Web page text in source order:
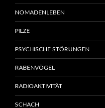
NOMADENLEBEN
PILZE
PSYCHISCHE STÖRUNGEN
RABENVÖGEL
RADIOAKTIVITÄT
SCHACH